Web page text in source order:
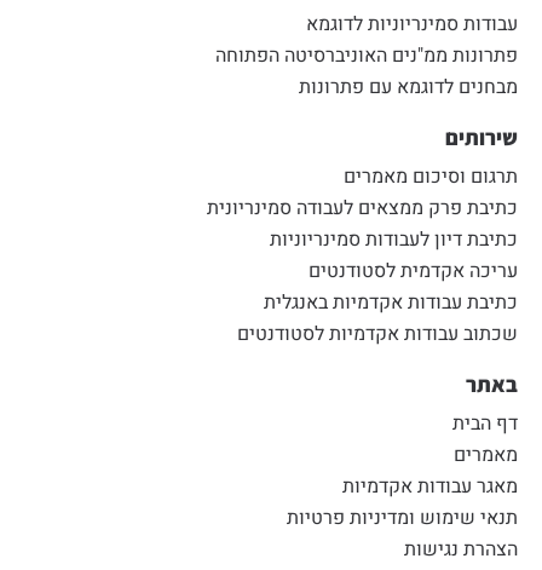
עבודות סמינריוניות לדוגמא
פתרונות ממ"נים האוניברסיטה הפתוחה
מבחנים לדוגמא עם פתרונות
שירותים
תרגום וסיכום מאמרים
כתיבת פרק ממצאים לעבודה סמינריונית
כתיבת דיון לעבודות סמינריוניות
עריכה אקדמית לסטודנטים
כתיבת עבודות אקדמיות באנגלית
שכתוב עבודות אקדמיות לסטודנטים
באתר
דף הבית
מאמרים
מאגר עבודות אקדמיות
תנאי שימוש ומדיניות פרטיות
הצהרת נגישות